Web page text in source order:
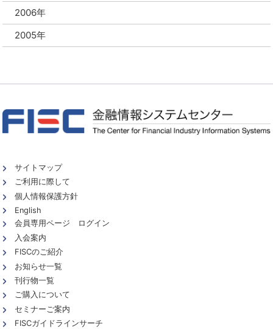
2006年
2005年
サイトマップ
ご利用に際して
個人情報保護方針
English
会員専用ページ ログイン
入会案内
FISCのご紹介
お知らせ一覧
刊行物一覧
ご購入について
セミナーご案内
FISCガイドラインサーチ